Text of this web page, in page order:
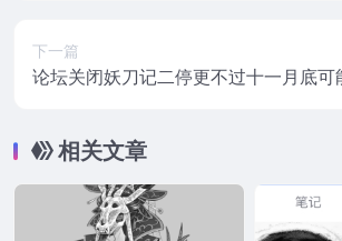
下一篇
论坛关闭妖刀记二停更不过十一月底可
相关文章